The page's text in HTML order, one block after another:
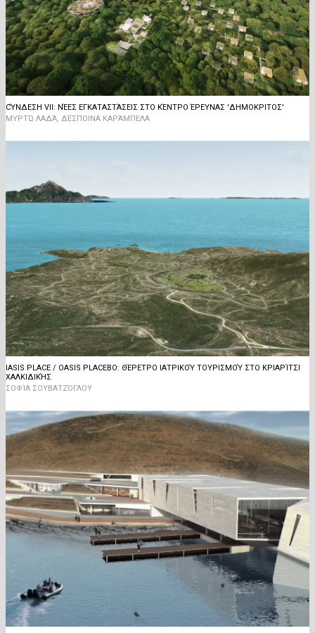
CΎΝΔΕΣΗ VII: ΝΈΕΣ ΕΓΚΑΤΑΣΤΆΣΕΙΣ ΣΤΟ ΚΈΝΤΡΟ ΈΡΕΥΝΑΣ 'ΔΗΜΟΚΡΙΤΟΣ'
ΜΥΡΤΏ ΛΑΔΆ, ΔΈΣΠΟΙΝΑ ΚΑΡΆΜΠΕΛΑ
IASIS PLACE / OASIS PLACEBO: ΘΈΡΕΤΡΟ ΙΑΤΡΙΚΟΎ ΤΟΥΡΙΣΜΟΎ ΣΤΟ ΚΡΙΑΡΊΤΣΙ
ΧΑΛΚΙΔΙΚΉΣ
ΣΟΦΊΑ ΣΟΥΒΑΤΖΌΓΛΟΥ